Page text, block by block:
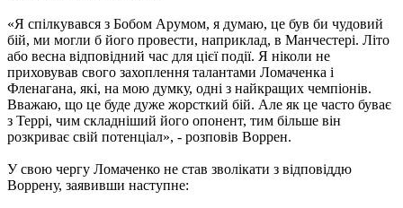
«Я спілкувався з Бобом Арумом, я думаю, це був би чудовий
бій, ми могли б його провести, наприклад, в Манчестері. Літо
або весна відповідний час для цієї події. Я ніколи не
приховував свого захоплення талантами Ломаченка і
Фленагана, які, на мою думку, одні з найкращих чемпіонів.
Вважаю, що це буде дуже жорсткий бій. Але як це часто буває
з Террі, чим складніший його опонент, тим більше він
розкриває свій потенціал», - розповів Воррен.
У свою чергу Ломаченко не став зволікати з відповіддю
Воррену, заявивши наступне: